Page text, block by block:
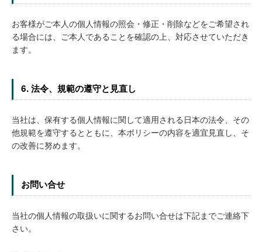
お客様がご本人の個人情報の照会・修正・削除などをご希望され
る場合には、ご本人であることを確認の上、対応させていただき
ます。
6. 法令、規範の遵守と見直し
当社は、保有する個人情報に関して適用される日本の法令、その
他規範を遵守するとともに、本ポリシーの内容を適宜見直し、そ
の改善に努めます。
お問い合せ
当社の個人情報の取扱いに関するお問い合せは下記までご連絡下
さい。